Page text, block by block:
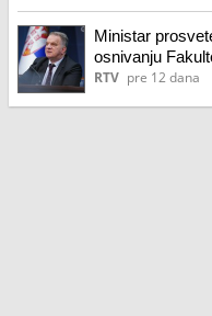
Ministar
osnivanju
RTV pre 12 dana